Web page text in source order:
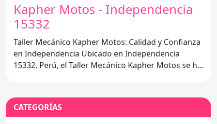
Kapher Motos - Independencia
15332
Taller Mecánico Kapher Motos: Calidad y Confianza
en Independencia Ubicado en Independencia
15332, Perú, el Taller Mecánico Kapher Motos se ha
CATEGORÍAS